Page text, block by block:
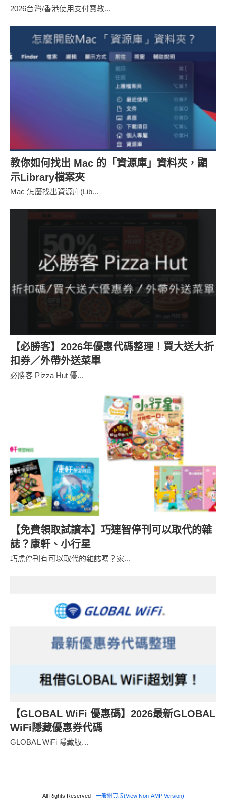
2026台灣/香港使用支付寶教...
教你如何找出 Mac 的「資源庫」資料夾，顯
示Library檔案夾
Mac 怎麼找出資源庫(Lib...
【必勝客】2026年優惠代碼整理！買大送大折
扣券／外帶外送菜單
必勝客 Pizza Hut 優...
【免費領取試讀本】巧連智停刊可以取代的雜
誌？康軒、小行星
巧虎停刊有可以取代的雜誌嗎？家...
【GLOBAL WiFi 優惠碼】2026最新GLOBAL
WiFi隱藏優惠券代碼
GLOBAL WiFi 隱藏版...
All Rights Reserved 一般網頁版(View Non-AMP Version)